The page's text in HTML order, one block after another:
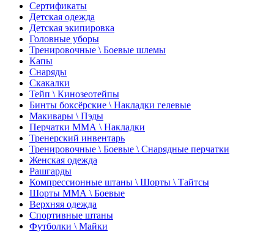
Сертификаты
Детская одежда
Детская экипировка
Головные уборы
Тренировочные \ Боевые шлемы
Капы
Снаряды
Скакалки
Тейп \ Кинозеотейпы
Бинты боксёрские \ Накладки гелевые
Макивары \ Пэды
Перчатки ММА \ Накладки
Тренерский инвентарь
Тренировочные \ Боевые \ Снарядные перчатки
Женская одежда
Рашгарды
Компрессионные штаны \ Шорты \ Тайтсы
Шорты ММА \ Боевые
Верхняя одежда
Спортивные штаны
Футболки \ Майки